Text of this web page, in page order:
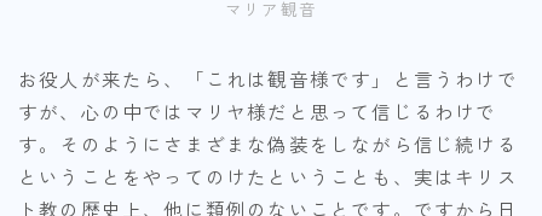
マリア観音
お役人が来たら、「これは観音様です」と言うわけで
すが、心の中ではマリヤ様だと思って信じるわけで
す。そのようにさまざまな偽装をしながら信じ続ける
ということをやってのけたということも、実はキリス
ト教の歴史上、他に類例のないことです。ですから日